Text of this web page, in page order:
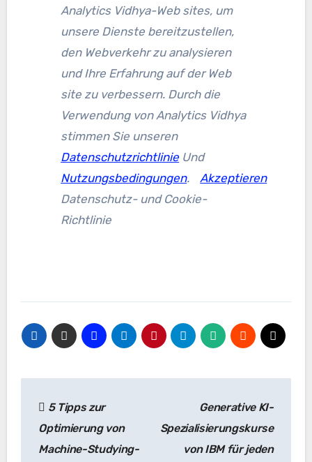
Analytics Vidhya-Web sites, um
unsere Dienste bereitzustellen,
den Webverkehr zu analysieren
und Ihre Erfahrung auf der Web
site zu verbessern. Durch die
Verwendung von Analytics Vidhya
stimmen Sie unseren
Datenschutzrichtlinie Und
Nutzungsbedingungen.
Akzeptieren
Datenschutz- und Cookie-
Richtlinie
Navigation
5 Tipps zur
Optimierung von
Machine-Studying-
Generative KI-
Spezialisierungskurse
von IBM für jeden